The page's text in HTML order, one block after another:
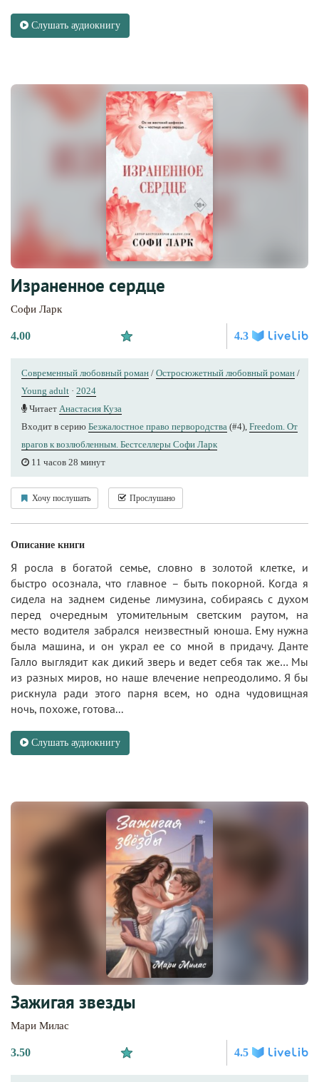
Слушать аудиокнигу
Израненное сердце
Софи Ларк
4.00 4.3
Современный любовный роман / Остросюжетный любовный роман /
Young adult · 2024
Читает Анастасия Куза
Входит в серию Безжалостное право первородства (#4), Freedom. От
врагов к возлюбленным. Бестселлеры Софи Ларк
11 часов 28 минут
Хочу послушать Прослушано
Описание книги
Я росла в богатой семье, словно в золотой клетке, и
быстро осознала, что главное – быть покорной. Когда я
сидела на заднем сиденье лимузина, собираясь с духом
перед очередным утомительным светским раутом, на
место водителя забрался неизвестный юноша. Ему нужна
была машина, и он украл ее со мной в придачу. Данте
Галло выглядит как дикий зверь и ведет себя так же… Мы
из разных миров, но наше влечение непреодолимо. Я бы
рискнула ради этого парня всем, но одна чудовищная
ночь, похоже, готова...
Слушать аудиокнигу
Зажигая звезды
Мари Милас
3.50 4.5